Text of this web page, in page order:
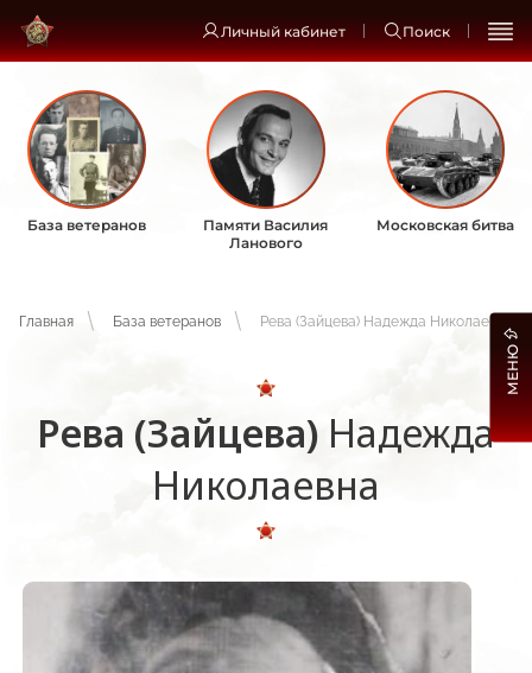
Личный кабинет Поиск
База ветеранов
Памяти Василия
Ланового
Московская битва
Главная База ветеранов Рева (Зайцева) Надежда Николаевна
Рева (Зайцева) Надежда
Николаевна
МЕНЮ